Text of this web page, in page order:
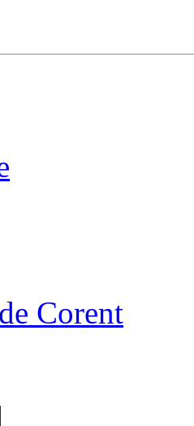
Corent